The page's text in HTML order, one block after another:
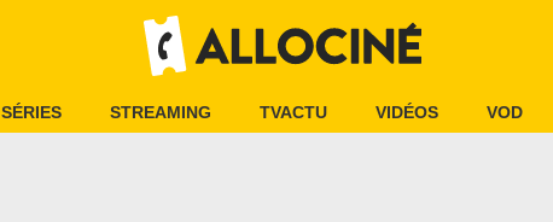
SÉRIES STREAMING TVACTU VIDÉOS VOD